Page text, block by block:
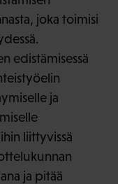
joka toimisi
edistämisessä
ja
liittyvissä
ja pitää